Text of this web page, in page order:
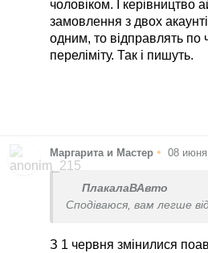
чоловіком. І керівництво
замовлення з двох
одним, то відправлять по
переліміту. Так і пишуть.
Маргарита и Мастер • 08
ПлакалаВАвто
Сподіваюся, вам легше
З 1 червня змінилися